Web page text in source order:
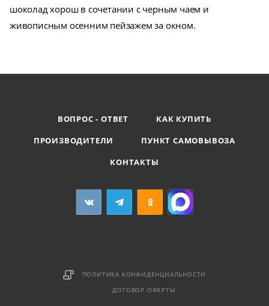
шоколад хорош в сочетании с черным чаем и
живописным осенним пейзажем за окном.
ВОПРОС - ОТВЕТ
КАК КУПИТЬ
ПРОИЗВОДИТЕЛИ
ПУНКТ САМОВЫВОЗА
КОНТАКТЫ
ПОЛИТИКА КОНФИДЕНЦИАЛЬНОСТИ
ДОГОВОР ОФЕРТЫ